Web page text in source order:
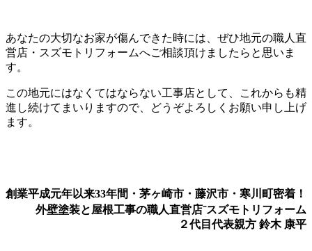
あなたの大切なお家が傷んできた時には、ぜひ地元の職人直
営店・スズモトリフォームへご相談頂けましたらと思いま
す。
この地元にはなくてはならない工事店として、これからも精
進し続けてまいりますので、どうぞよろしくお願い申し上げ
ます。
創業平成元年以来33年間・茅ヶ崎市・藤沢市・寒川町密着！
外壁塗装と屋根工事の職人直営店⁻スズモトリフォーム
２代目代表親方 鈴木 康平